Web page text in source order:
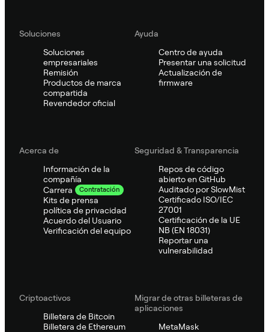
Soluciones
Soluciones
empresariales
Remisión
Productos de marca
compartida
Revendedor oficial
Ayuda
Centro de ayuda
Presentar una solicitud
Actualización de
firmware
Acerca de
Información de la
compañía
Carrera
Contratación
Kits de prensa
política de privacidad
Acuerdo del Usuario
Verificación del equipo
Seguridad & Transparencia
Repos de código
abierto en GitHub
Auditado por SlowMist
Certificado ISO/IEC
27001
Certificación de la UE
NB (EN 18031)
Reportar una
vulnerabilidad
Criptoactivos
Billetera de Bitcoin
Billetera de Ethereum
Migrar de otras billeteras de
aplicaciones
MetaMask